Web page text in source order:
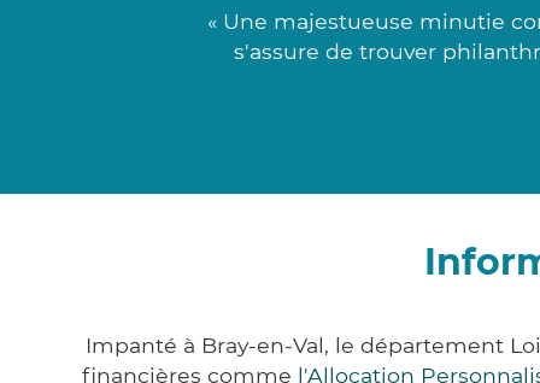
« Une majestueuse minutie
s'assure de trouver
Impanté à Bray-en-Val, le département
financières comme l'Allocation